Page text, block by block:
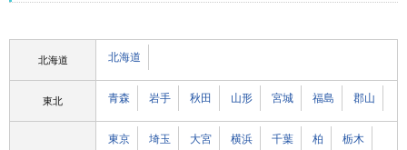
北海道 北海道
東北 青森 岩手 秋田 山形 宮城 福島 郡山
東京 埼玉 大宮 横浜 千葉 柏 栃木